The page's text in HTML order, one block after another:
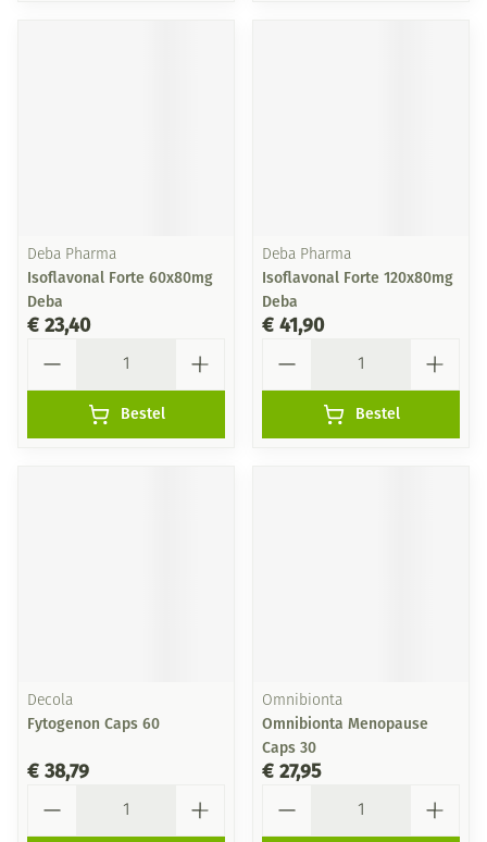
Deba Pharma
Isoflavonal Forte 60x80mg
Deba
€ 23,40
Bestel
Deba Pharma
Isoflavonal Forte 120x80mg
Deba
€ 41,90
Bestel
Decola
Fytogenon Caps 60
€ 38,79
Omnibionta
Omnibionta Menopause
Caps 30
€ 27,95